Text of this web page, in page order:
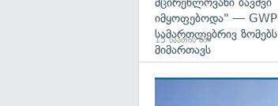
იმყოფებოდა" — GWP
სამართლებრივ ზომებს
მიმართავს
15 საათის წინ